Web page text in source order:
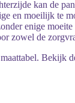
kan de
en moeilijk te
enige
zowel de
Bekijk